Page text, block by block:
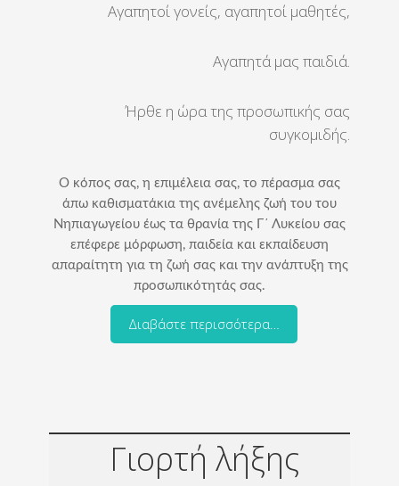
Αγαπητοί γονείς, αγαπητοί μαθητές,
Αγαπητά μας παιδιά.
Ήρθε η ώρα της προσωπικής σας
συγκομιδής.
Ο κόπος σας, η επιμέλεια σας, το πέρασμα σας
άπω καθισματάκια της ανέμελης ζωή του του
Νηπιαγωγείου έως τα θρανία της Γ´ Λυκείου σας
επέφερε μόρφωση, παιδεία και εκπαίδευση
απαραίτητη για τη ζωή σας και την ανάπτυξη της
προσωπικότητάς σας.
Διαβάστε περισσότερα…
Γιορτή λήξης